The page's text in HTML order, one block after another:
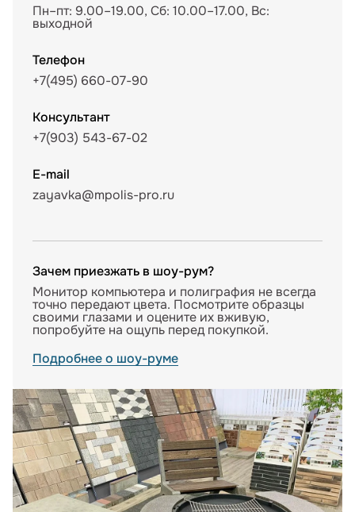
Пн–пт: 9.00–19.00, Сб: 10.00–17.00, Вс:
выходной
Телефон
+7(495) 660-07-90
Консультант
+7(903) 543-67-02
E-mail
zayavka@mpolis-pro.ru
Зачем приезжать в шоу-рум?
Монитор компьютера и полиграфия не всегда
точно передают цвета. Посмотрите образцы
своими глазами и оцените их вживую,
попробуйте на ощупь перед покупкой.
Подробнее о шоу-руме